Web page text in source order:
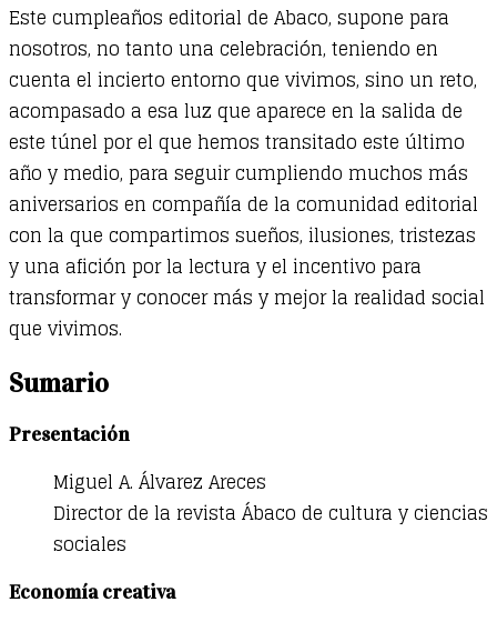
Este cumpleaños editorial de Abaco, supone para
nosotros, no tanto una celebración, teniendo en
cuenta el incierto entorno que vivimos, sino un reto,
acompasado a esa luz que aparece en la salida de
este túnel por el que hemos transitado este último
año y medio, para seguir cumpliendo muchos más
aniversarios en compañía de la comunidad editorial
con la que compartimos sueños, ilusiones, tristezas
y una afición por la lectura y el incentivo para
transformar y conocer más y mejor la realidad social
que vivimos.
Sumario
Presentación
Miguel A. Álvarez Areces
Director de la revista Ábaco de cultura y ciencias
sociales
Economía creativa